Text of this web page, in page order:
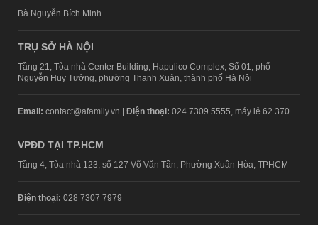
Bà Nguyễn Bích Minh
TRỤ SỞ HÀ NỘI
Tầng 21, Tòa nhà Center Building, Hapulico Complex, Số 01, phố
Nguyễn Huy Tưởng, phường Thanh Xuân, thành phố Hà Nội
Email: contact@afamily.vn | Điện thoại: 024 7309 5555, máy lẻ 62.370
VPĐD TẠI TP.HCM
Tầng 4, Tòa nhà 123, số 127 Võ Văn Tần, Phường Xuân Hòa, TPHCM
Điện thoại: 028 7307 7979